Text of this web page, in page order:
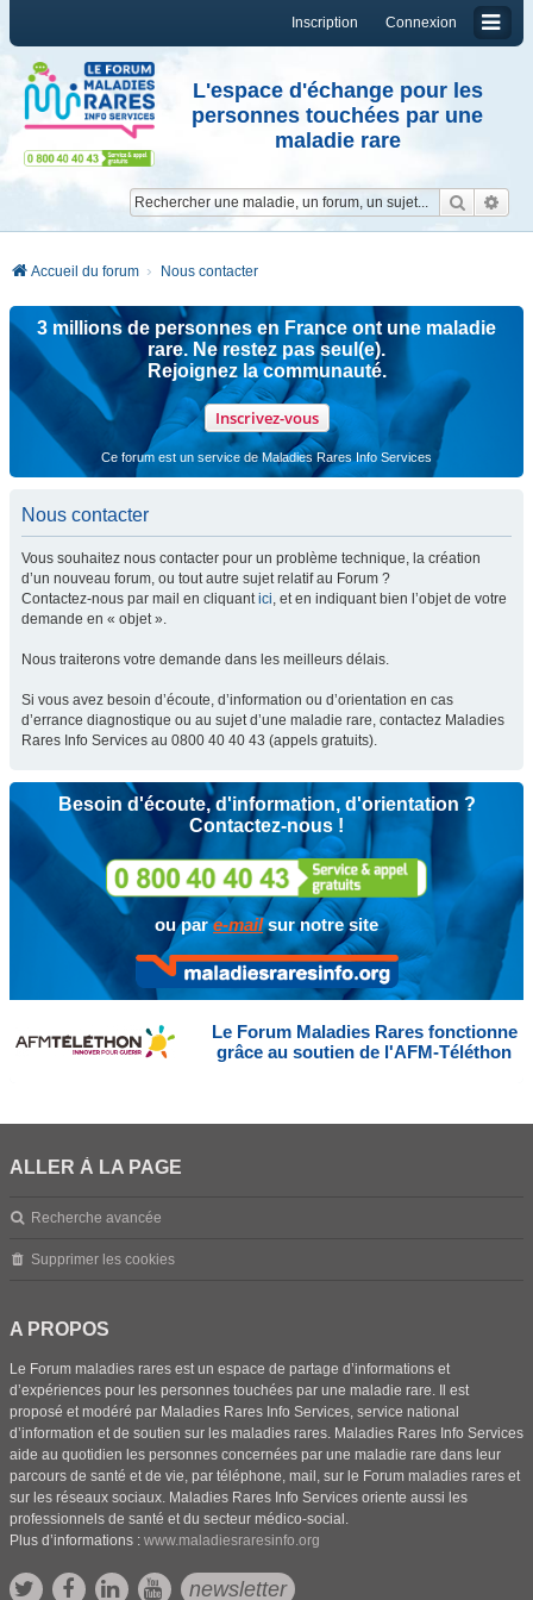
Connexion
Inscription
L'espace d'échange pour les
personnes touchées par une
maladie rare
Accueil du forum Nous contacter
3 millions de personnes en France ont une maladie
rare. Ne restez pas seul(e).
Rejoignez la communauté.
Inscrivez-vous
Ce forum est un service de Maladies Rares Info Services
Nous contacter
Vous souhaitez nous contacter pour un problème technique, la création
d’un nouveau forum, ou tout autre sujet relatif au Forum ?
Contactez-nous par mail en cliquantici, et en indiquant bien l’objet de votre
demande en « objet ».
Nous traiterons votre demande dans les meilleurs délais.
Si vous avez besoin d’écoute, d’information ou d’orientation en cas
d’errance diagnostique ou au sujet d’une maladie rare, contactez Maladies
Rares Info Services au 0800 40 40 43 (appels gratuits).
Besoin d'écoute, d'information, d'orientation ?
Contactez-nous !
ou pare-mailsur notre site
Le Forum Maladies Rares fonctionne
grâce au soutien de l'AFM-Téléthon
ALLER À LA PAGE
Recherche avancée
Supprimer les cookies
A PROPOS
Le Forum maladies rares est un espace de partage d’informations et
d’expériences pour les personnes touchées par une maladie rare. Il est
proposé et modéré par Maladies Rares Info Services, service national
d’information et de soutien sur les maladies rares. Maladies Rares Info Services
aide au quotidien les personnes concernées par une maladie rare dans leur
parcours de santé et de vie, par téléphone, mail, sur le Forum maladies rares et
sur les réseaux sociaux. Maladies Rares Info Services oriente aussi les
professionnels de santé et du secteur médico-social.
Plus d’informations : www.maladiesraresinfo.org
newsletter